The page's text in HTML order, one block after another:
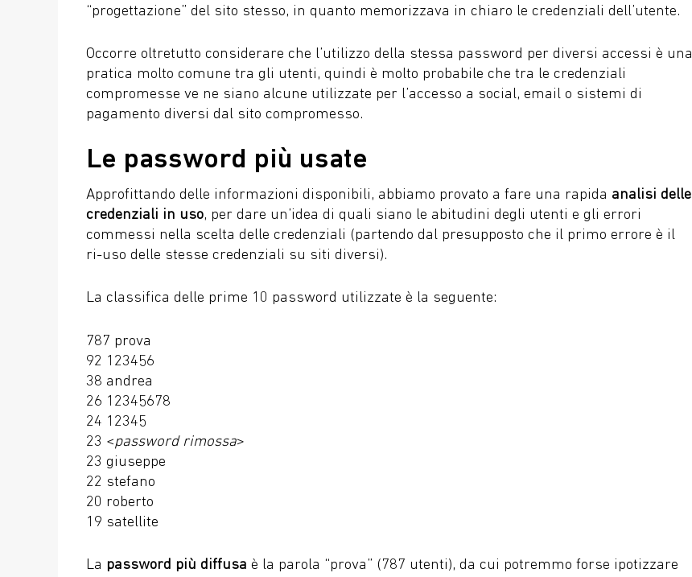
“progettazione” del sito stesso, in quanto memorizzava in chiaro le credenziali dell’utente.
Occorre oltretutto considerare che l’utilizzo della stessa password per diversi accessi è una
pratica molto comune tra gli utenti, quindi è molto probabile che tra le credenziali
compromesse ve ne siano alcune utilizzate per l’accesso a social, email o sistemi di
pagamento diversi dal sito compromesso.
Le password più usate
Approfittando delle informazioni disponibili, abbiamo provato a fare una rapida analisi delle
credenziali in uso, per dare un’idea di quali siano le abitudini degli utenti e gli errori
commessi nella scelta delle credenziali (partendo dal presupposto che il primo errore è il
ri-uso delle stesse credenziali su siti diversi).
La classifica delle prime 10 password utilizzate è la seguente:
787 prova
92 123456
38 andrea
26 12345678
24 12345
23 <password rimossa>
23 giuseppe
22 stefano
20 roberto
19 satellite
La password più diffusa è la parola “prova” (787 utenti), da cui potremmo forse ipotizzare